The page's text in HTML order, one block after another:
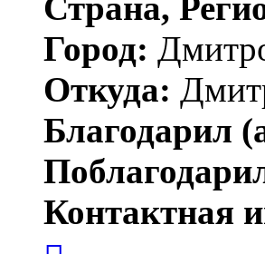
Страна,
Город:
Откуда:
Благодарил
Контактная